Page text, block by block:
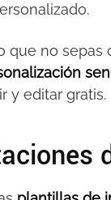
que no
y editar gratis.